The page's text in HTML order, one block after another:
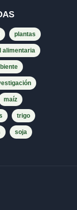
plantas
alimentaria
maíz
trigo
soja